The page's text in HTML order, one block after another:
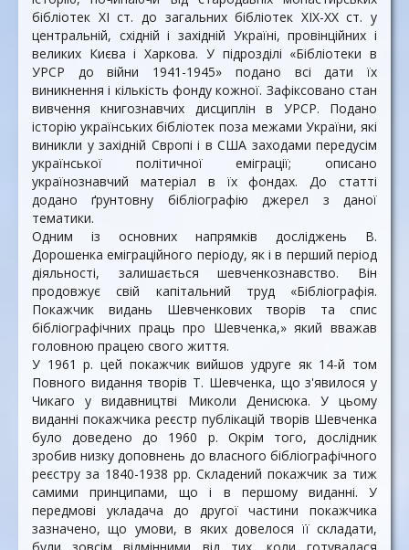
бібліотек XI ст. до загальних бібліотек ХІХ-ХХ ст. у
центральній, східній і західній Україні, провінційних і
великих Києва і Харкова. У підрозділі «Бібліотеки в
УРСР до війни 1941-1945» подано всі дати їх
виникнення і кількість фонду кожної. Зафіксовано стан
вивчення книгознавчих дисциплін в УРСР. Подано
історію українських бібліотек поза межами України, які
виникли у західній Свропі і в США заходами передусім
української політичної еміграції; описано
українознавчий матеріал в їх фондах. До статті
додано ґрунтовну бібліографію джерел з даної
тематики.
Одним із основних напрямків досліджень В.
Дорошенка еміграційного періоду, як і в перший період
діяльності, залишається шевченкознавство. Він
продовжує свій капітальний труд «Бібліографія.
Покажчик видань Шевченкових творів та спис
бібліографічних праць про Шевченка,» який вважав
головною працею свого життя.
У 1961 р. цей покажчик вийшов удруге як 14-й том
Повного видання творів Т. Шевченка, що з'явилося у
Чикаго у видавництві Миколи Денисюка. У цьому
виданні покажчика реєстр публікацій творів Шевченка
було доведено до 1960 р. Окрім того, дослідник
зробив низку доповнень до власного бібліографічного
реєстру за 1840-1938 рр. Складений покажчик за тиж
самими принципами, що і в першому виданні. У
передмові укладача до другої частини покажчика
зазначено, що умови, в яких довелося її складати,